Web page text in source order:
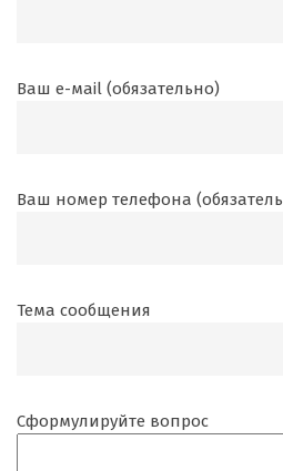
Ваш е-маil (обязательно)
Ваш номер телефона
Тема сообщения
Сформулируйте вопрос